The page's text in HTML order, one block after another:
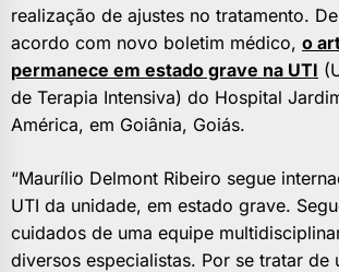
realização de ajustes no tratamento. De
acordo com novo boletim médico, o
permanece em estado grave na UTI
de Terapia Intensiva) do Hospital
América, em Goiânia, Goiás.
“Maurílio Delmont Ribeiro segue
UTI da unidade, em estado grave.
cuidados de uma equipe
diversos especialistas. Por se tratar de